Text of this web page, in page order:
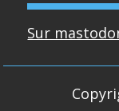
Sur